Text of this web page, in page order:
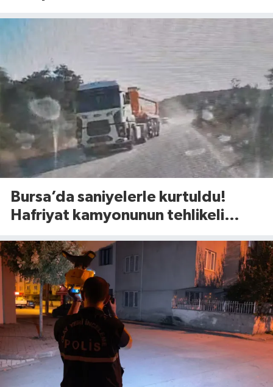
Bursa’da saniyelerle kurtuldu!
Hafriyat kamyonunun tehlikeli